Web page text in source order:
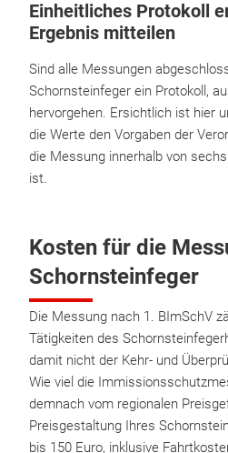
Einheitliches Protokoll
Ergebnis mitteilen
Sind alle Messungen
Schornsteinfeger ein Protokoll,
hervorgehen. Ersichtlich ist hier
die Werte den Vorgaben der
die Messung innerhalb von
ist.
Kosten für die
Schornsteinfeger
Die Messung nach 1. BImSchV
Tätigkeiten des
damit nicht der Kehr- und
Wie viel die
demnach vom regionalen
Preisgestaltung Ihres
bis 150 Euro, inklusive